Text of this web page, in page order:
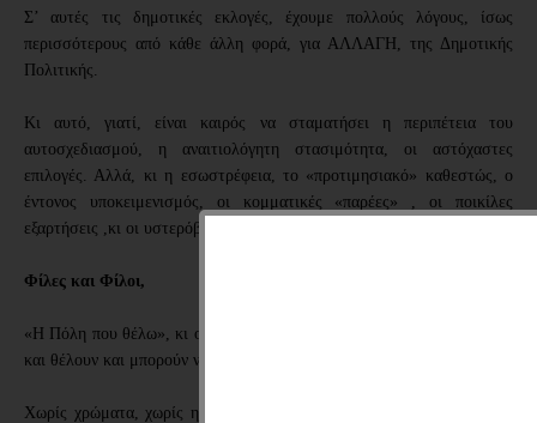
Σ’ αυτές τις δημοτικές εκλογές, έχουμε πολλούς λόγους, ίσως
περισσότερους από κάθε άλλη φορά, για ΑΛΛΑΓΗ, της Δημοτικής
Πολιτικής.
Κι αυτό, γιατί, είναι καιρός να σταματήσει η περιπέτεια του
αυτοσχεδιασμού, η αναιτιολόγητη στασιμότητα, οι αστόχαστες
επιλογές. Αλλά, κι η εσωστρέφεια, το «προτιμησιακό» καθεστώς, ο
έντονος υποκειμενισμός, οι κομματικές «παρέες» , οι ποικίλες
εξαρτήσεις ,κι οι υστερόβουλες επιλογές.
Φίλες και Φίλοι,
«Η Πόλη που θέλω», κι ο υποψήφιος Δήμαρχος, Γαβριήλ Αραμπατζής,
και θέλουν και μπορούν να διαμορφώσουν μια νέα Δημοτική Πολιτική.
Χωρίς χρώματα, χωρίς ημετερισμούς, αλλά με ειλικρινή διάθεση για